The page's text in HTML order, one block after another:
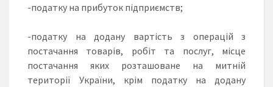
-податку на прибуток підприємств;
-податку на додану вартість з операцій з
постачання товарів, робіт та послуг, місце
постачання яких розташоване на митній
території України, крім податку на додану